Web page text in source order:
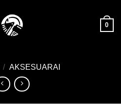
0
/ AKSESUARAI